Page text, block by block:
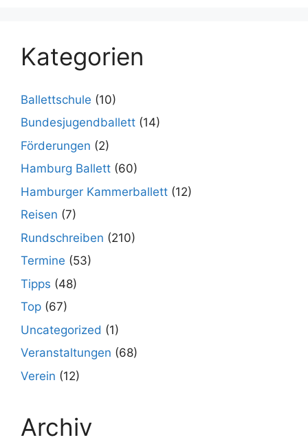
Kategorien
Ballettschule (10)
Bundesjugendballett (14)
Förderungen (2)
Hamburg Ballett (60)
Hamburger Kammerballett (12)
Reisen (7)
Rundschreiben (210)
Termine (53)
Tipps (48)
Top (67)
Uncategorized (1)
Veranstaltungen (68)
Verein (12)
Archiv